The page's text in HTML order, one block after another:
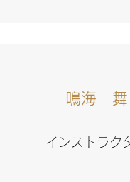
鳴海 舞
インストラク